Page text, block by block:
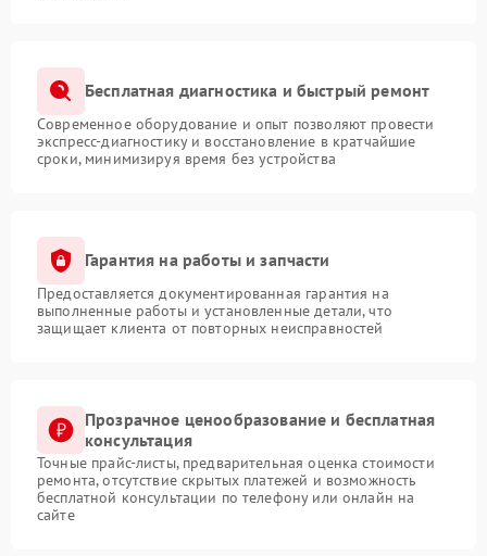
Бесплатная диагностика и быстрый ремонт
Современное оборудование и опыт позволяют провести
экспресс-диагностику и восстановление в кратчайшие
сроки, минимизируя время без устройства
Гарантия на работы и запчасти
Предоставляется документированная гарантия на
выполненные работы и установленные детали, что
защищает клиента от повторных неисправностей
Прозрачное ценообразование и бесплатная
консультация
Точные прайс-листы, предварительная оценка стоимости
ремонта, отсутствие скрытых платежей и возможность
бесплатной консультации по телефону или онлайн на
сайте